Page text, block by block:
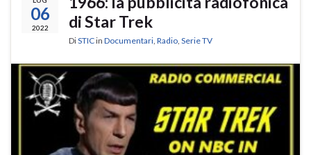
06
2022
di Star Trek
DiSTICin Documentari, Radio, Serie TV